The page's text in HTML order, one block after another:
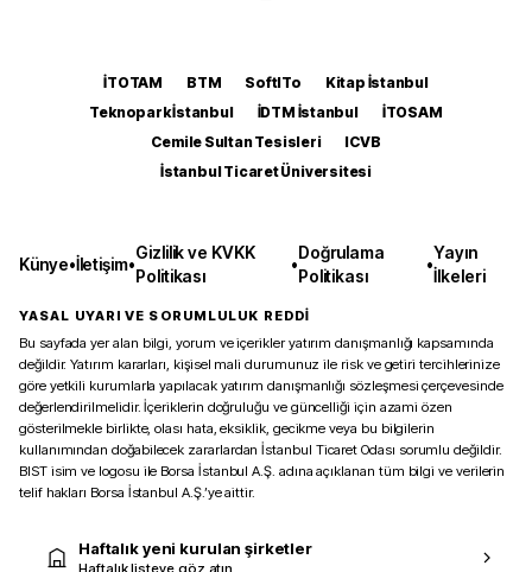
İTOTAM BTM SoftITo
Kitap İstanbul
Teknopark İstanbul
İDTM İstanbul
İTOSAM
Cemile Sultan Tesisleri
ICVB
İstanbul Ticaret Üniversitesi
Künye•İletişim•
Gizlilik ve KVKK
Politikası
•
Doğrulama
Politikası
•
Yayın
İlkeleri
YASAL UYARI VE SORUMLULUK REDDİ
Bu sayfada yer alan bilgi, yorum ve içerikler yatırım danışmanlığı kapsamında
değildir. Yatırım kararları, kişisel mali durumunuz ile risk ve getiri tercihlerinize
göre yetkili kurumlarla yapılacak yatırım danışmanlığı sözleşmesi çerçevesinde
değerlendirilmelidir. İçeriklerin doğruluğu ve güncelliği için azami özen
gösterilmekle birlikte, olası hata, eksiklik, gecikme veya bu bilgilerin
kullanımından doğabilecek zararlardan İstanbul Ticaret Odası sorumlu değildir.
BIST isim ve logosu ile Borsa İstanbul A.Ş. adına açıklanan tüm bilgi ve verilerin
telif hakları Borsa İstanbul A.Ş.’ye aittir.
Haftalık yeni kurulan şirketler
Haftalık listeye göz atın